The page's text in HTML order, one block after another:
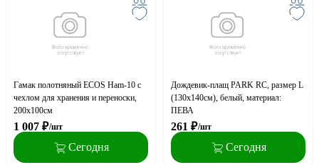
Гамак полотняный ECOS Ham-10 с
чехлом для хранения и переноски,
200х100см
1 007 ₽/шт
Сегодня
Дождевик-плащ PARK RC, размер L
(130x140см), белый, материал:
ПЕВА
261 ₽/шт
Сегодня